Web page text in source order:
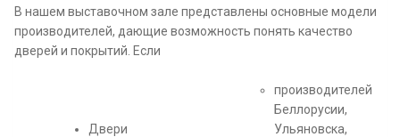
В нашем выставочном зале представлены основные модели
производителей, дающие возможность понять качество
дверей и покрытий. Если
Двери
производителей
Беллорусии,
Ульяновска,